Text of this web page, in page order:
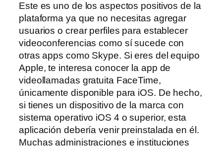
Este es uno de los aspectos positivos de la
plataforma ya que no necesitas agregar
usuarios o crear perfiles para establecer
videoconferencias como sí sucede con
otras apps como Skype. Si eres del equipo
Apple, te interesa conocer la app de
videollamadas gratuita FaceTime,
únicamente disponible para iOS. De hecho,
si tienes un dispositivo de la marca con
sistema operativo iOS 4 o superior, esta
aplicación debería venir preinstalada en él.
Muchas administraciones e instituciones